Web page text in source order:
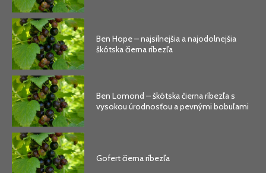
Ben Hope – najsilnejšia a najodolnejšia
škótska čierna ríbezľa
Ben Lomond – škótska čierna ríbezľa s
vysokou úrodnosťou a pevnými bobuľami
Gofert čierna ríbezľa